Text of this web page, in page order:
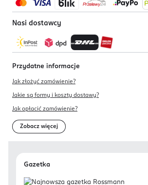
Nasi dostawcy
Przydatne informacje
Jak złożyć zamówienie?
Jakie są formy i koszty dostawy?
Jak opłacić zamówienie?
Zobacz więcej
Gazetka